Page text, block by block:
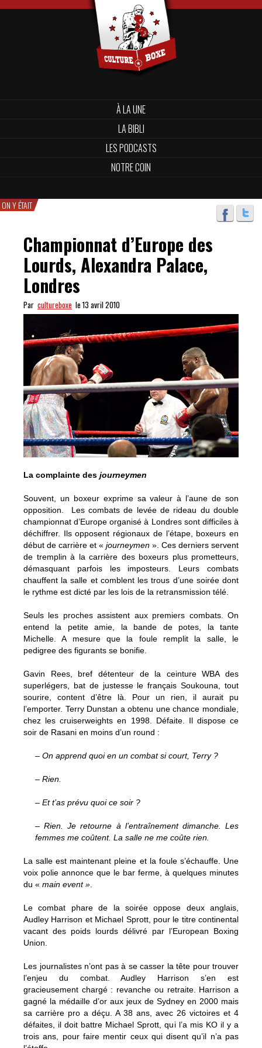
À LA UNE
LA BIBLI
LES PODCASTS
NOTRE COIN
ON Y ÉTAIT
Championnat d’Europe des
Lourds, Alexandra Palace,
Londres
Par cultureboxe le 13 avril 2010
La complainte des journeymen
Souvent, un boxeur exprime sa valeur à l’aune de son
opposition. Les combats de levée de rideau du double
championnat d’Europe organisé à Londres sont difficiles à
déchiffrer. Ils opposent régionaux de l’étape, boxeurs en
début de carrière et « journeymen ». Ces derniers servent
de tremplin à la carrière des boxeurs plus prometteurs,
démasquant parfois les imposteurs. Leurs combats
chauffent la salle et comblent les trous d’une soirée dont
le rythme est dicté par les lois de la retransmission télé.
Seuls les proches assistent aux premiers combats. On
entend la petite amie, la bande de potes, la tante
Michelle. A mesure que la foule remplit la salle, le
pedigree des figurants se bonifie.
Gavin Rees, bref détenteur de la ceinture WBA des
superlégers, bat de justesse le français Soukouna, tout
sourire, content d’être là. Pour un rien, il aurait pu
l’emporter. Terry Dunstan a obtenu une chance mondiale,
chez les cruiserweights en 1998. Défaite. Il dispose ce
soir de Rasani en moins d’un round :
– On apprend quoi en un combat si court, Terry ?
– Rien.
– Et t’as prévu quoi ce soir ?
– Rien. Je retourne à l’entraînement dimanche. Les
femmes me coûtent. La salle ne me coûte rien.
La salle est maintenant pleine et la foule s’échauffe. Une
voix polie annonce que le bar ferme, à quelques minutes
du « main event »
Le combat phare de la soirée oppose deux anglais,
Audley Harrison et Michael Sprott, pour le titre continental
vacant des poids lourds délivré par l’European Boxing
Union.
Les journalistes n’ont pas à se casser la tête pour trouver
l’enjeu du combat. Audley Harrison s’en est
gracieusement chargé : revanche ou retraite. Harrison a
gagné la médaille d’or aux jeux de Sydney en 2000 mais
sa carrière pro a déçu. A 38 ans, avec 26 victoires et 4
défaites, il doit battre Michael Sprott, qui l’a mis KO il y a
trois ans, pour faire mentir ceux qui disent qu’il n’a pas